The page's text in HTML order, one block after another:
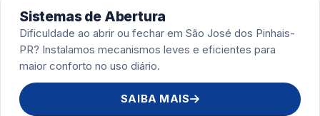
Sistemas de Abertura
Dificuldade ao abrir ou fechar em São José dos Pinhais-
PR? Instalamos mecanismos leves e eficientes para
maior conforto no uso diário.
SAIBA MAIS